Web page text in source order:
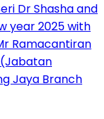
Dr Shasha and
year 2025 with
Ramacantiran
Jaya Branch